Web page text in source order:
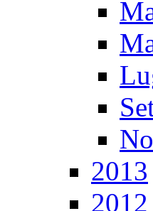
2013
2012